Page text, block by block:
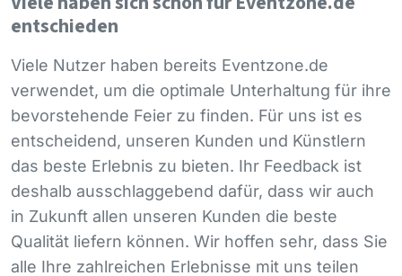
entschieden
Viele Nutzer haben bereits Eventzone.de
verwendet, um die optimale Unterhaltung für ihre
bevorstehende Feier zu finden. Für uns ist es
entscheidend, unseren Kunden und Künstlern
das beste Erlebnis zu bieten. Ihr Feedback ist
deshalb ausschlaggebend dafür, dass wir auch
in Zukunft allen unseren Kunden die beste
Qualität liefern können. Wir hoffen sehr, dass Sie
alle Ihre zahlreichen Erlebnisse mit uns teilen